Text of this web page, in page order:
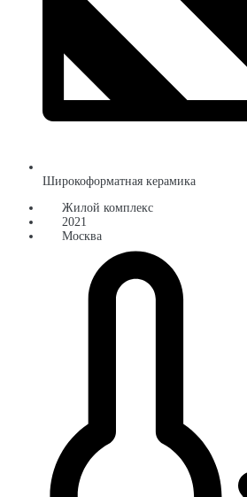
Широкоформатная керамика
Жилой комплекс
2021
Москва